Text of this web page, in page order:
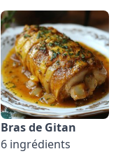
Bras de Gitan
6 ingrédients